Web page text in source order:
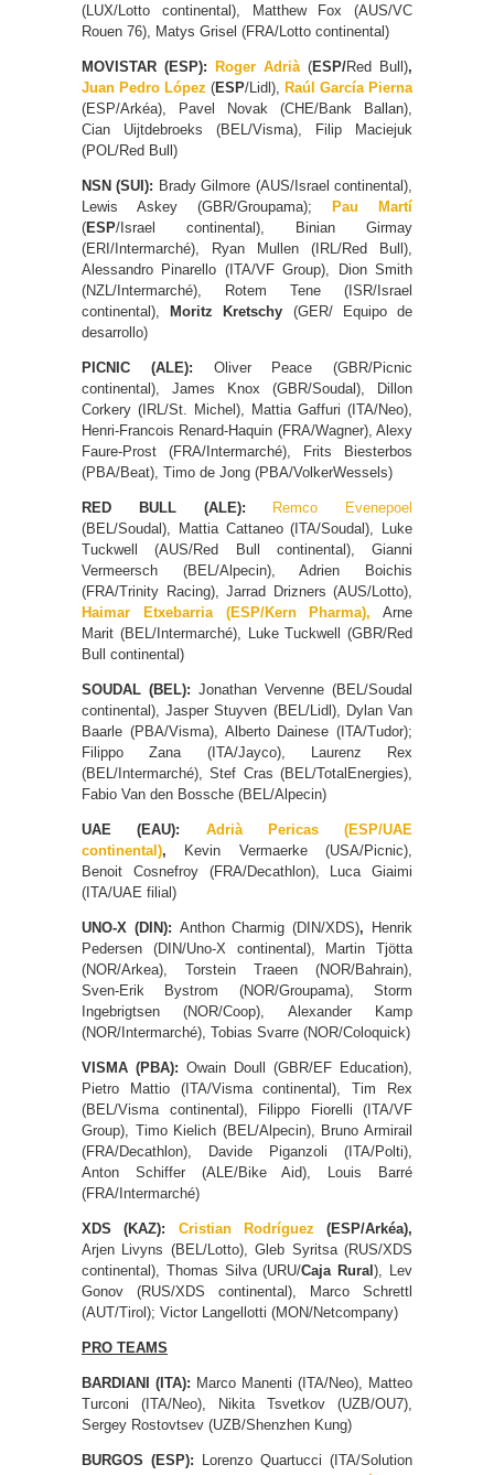
(LUX/Lotto continental), Matthew Fox (AUS/VC
Rouen 76), Matys Grisel (FRA/Lotto continental)
MOVISTAR (ESP): Roger Adrià(ESP/Red Bull),
Juan Pedro López (ESP/Lidl), Raúl García Pierna
(ESP/Arkéa), Pavel Novak (CHE/Bank Ballan),
Cian Uijtdebroeks (BEL/Visma), Filip Maciejuk
(POL/Red Bull)
NSN (SUI): Brady Gilmore (AUS/Israel continental),
Lewis Askey (GBR/Groupama);
Pau Martí
(ESP/Israel continental), Binian Girmay
(ERI/Intermarché), Ryan Mullen (IRL/Red Bull),
Alessandro Pinarello (ITA/VF Group), Dion Smith
(NZL/Intermarché), Rotem Tene (ISR/Israel
continental),
Moritz Kretschy (GER/ Equipo de
desarrollo)
PICNIC (ALE): Oliver Peace (GBR/Picnic
continental), James Knox (GBR/Soudal), Dillon
Corkery (IRL/St. Michel), Mattia Gaffuri (ITA/Neo),
Henri-Francois Renard-Haquin (FRA/Wagner), Alexy
Faure-Prost (FRA/Intermarché), Frits Biesterbos
(PBA/Beat), Timo de Jong (PBA/VolkerWessels)
RED BULL (ALE):
Remco Evenepoel
(BEL/Soudal), Mattia Cattaneo (ITA/Soudal), Luke
Tuckwell (AUS/Red Bull continental), Gianni
Vermeersch (BEL/Alpecin), Adrien Boichis
(FRA/Trinity Racing), Jarrad Drizners (AUS/Lotto),
Haimar Etxebarria (ESP/Kern Pharma), Arne
Marit (BEL/Intermarché), Luke Tuckwell (GBR/Red
Bull continental)
SOUDAL (BEL): Jonathan Vervenne (BEL/Soudal
continental), Jasper Stuyven (BEL/Lidl), Dylan Van
Baarle (PBA/Visma), Alberto Dainese (ITA/Tudor);
Filippo Zana (ITA/Jayco), Laurenz Rex
(BEL/Intermarché), Stef Cras (BEL/TotalEnergies),
Fabio Van den Bossche (BEL/Alpecin)
UAE (EAU): Adrià Pericas (ESP/UAE
continental),
Kevin Vermaerke (USA/Picnic),
Benoit Cosnefroy (FRA/Decathlon),
Luca Giaimi
(ITA/UAE filial)
UNO-X (DIN): Anthon Charmig (DIN/XDS),
Henrik
Pedersen (DIN/Uno-X continental), Martin Tjötta
(NOR/Arkea), Torstein Traeen (NOR/Bahrain),
Sven-Erik Bystrom (NOR/Groupama), Storm
Ingebrigtsen (NOR/Coop), Alexander Kamp
(NOR/Intermarché), Tobias Svarre (NOR/Coloquick)
VISMA (PBA): Owain Doull (GBR/EF Education),
Pietro Mattio (ITA/Visma continental), Tim Rex
(BEL/Visma continental), Filippo Fiorelli (ITA/VF
Group), Timo Kielich (BEL/Alpecin), Bruno Armirail
(FRA/Decathlon), Davide Piganzoli (ITA/Polti),
Anton Schiffer (ALE/Bike Aid), Louis Barré
(FRA/Intermarché)
XDS (KAZ): Cristian Rodríguez (ESP/Arkéa),
Arjen Livyns (BEL/Lotto), Gleb Syritsa (RUS/XDS
continental), Thomas Silva (URU/Caja Rural), Lev
Gonov (RUS/XDS continental), Marco Schrettl
(AUT/Tirol); Victor Langellotti (MON/Netcompany)
PRO TEAMS
BARDIANI (ITA): Marco Manenti (ITA/Neo), Matteo
Turconi (ITA/Neo), Nikita Tsvetkov (UZB/OU7),
Sergey Rostovtsev (UZB/Shenzhen Kung)
BURGOS (ESP): Lorenzo Quartucci (ITA/Solution